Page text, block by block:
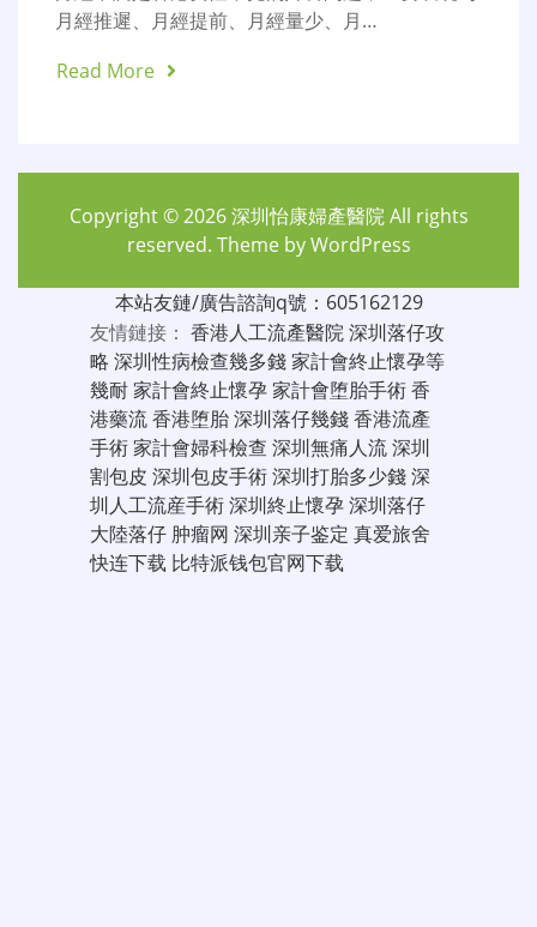
月經推遲、月經提前、月經量少、月…
Read More
Copyright © 2026深圳怡康婦產醫院All rights
reserved. Theme byWordPress
本站友鏈/廣告諮詢q號：605162129
友情鏈接： 香港人工流產醫院深圳落仔攻
略 深圳性病檢查幾多錢家計會終止懷孕等
幾耐家計會終止懷孕家計會堕胎手術香
港藥流香港堕胎深圳落仔幾錢香港流產
手術家計會婦科檢查 深圳無痛人流深圳
割包皮 深圳包皮手術深圳打胎多少錢深
圳人工流産手術深圳終止懷孕深圳落仔
大陸落仔 肿瘤网 深圳亲子鉴定 真爱旅舍
快连下载 比特派钱包官网下载